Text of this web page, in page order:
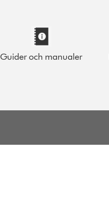
Guider och manualer